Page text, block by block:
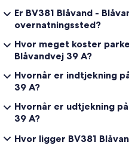
Er BV381 Blåvand -
overnatningssted?
Hvor meget koster
Blåvandvej 39 A?
Hvornår er indtjekning
39 A?
Hvornår er udtjekning
39 A?
Hvor ligger BV381